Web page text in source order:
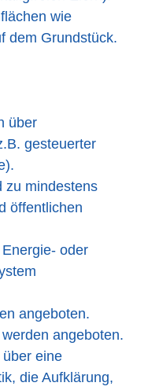
wie
dem Grundstück.
über
gesteuerter
zu mindestens
öffentlichen
oder
angeboten.
angeboten.
eine
die Aufklärung,